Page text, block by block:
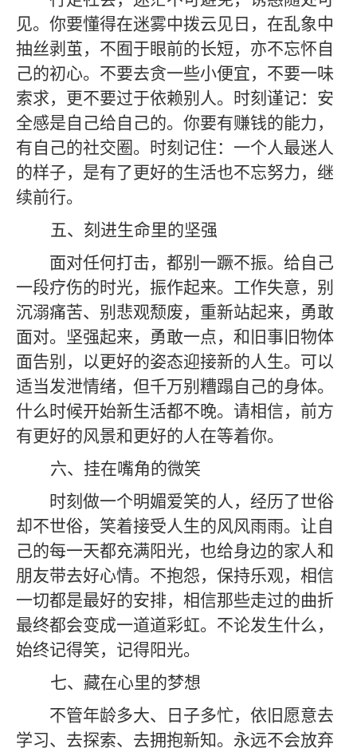
见。你要懂得在迷雾中拨云见日，在乱象中
抽丝剥茧，不囿于眼前的长短，亦不忘怀自
己的初心。不要去贪一些小便宜，不要一味
索求，更不要过于依赖别人。
时刻谨记：安
全感是自己给自己的。你要有赚钱的能力，
有自己的社交圈。时刻记住：一个人最迷人
的样子，是有了更好的生活也不忘努力， 继
续前行。
五、 刻进生命里的坚强
面对任何打击，都别一蹶不振。给自己
一段疗伤的时光，振作起来。工作失意，别
沉溺痛苦、别悲观颓废，重新站起来，勇敢
面对。坚强起来，勇敢一点，和旧事旧物体
面告别，以更好的姿态迎接新的人生。可以
适当发泄情绪，但千万别糟蹋自己的身体。
什么时候开始新生活都不晚。请相信，前方
有更好的风景和更好的人在等着你。
六、 挂在嘴角的微笑
时刻做一个明媚爱笑的人，经历了世俗
却不世俗，笑着接受人生的风风雨雨。让自
己的每一天都充满阳光，也给身边的家人和
朋友带去好心情。不抱怨，保持乐观，相信
一切都是最好的安排，相信那些走过的曲折
最终都会变成一道道彩虹。不论发生什么，
始终记得笑，记得阳光。
七、 藏在心里的梦想
不管年龄多大、日子多忙，依旧愿意去
学习、去探索、去拥抱新知。永远不会放弃